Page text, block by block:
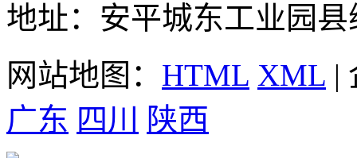
地址：安平城东工业园县
网站地图： HTML XML |
广东 四川 陕西